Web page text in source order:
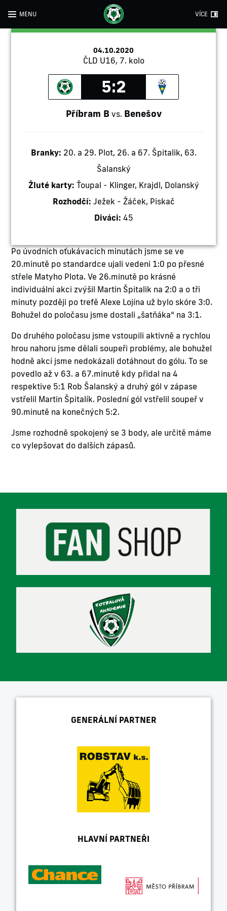
MENU VÍCE
04.10.2020
ČLD U16, 7. kolo
5:2
Příbram B vs. Benešov
Branky: 20. a 29. Plot, 26. a 67. Špitalik, 63.
Šalanský
Žluté karty: Ťoupal - Klinger, Krajdl, Dolanský
Rozhodčí: Ježek - Žáček, Piskač
Diváci: 45
Po úvodních oťukávacích minutách jsme se ve
20.minutě po standardce ujali vedeni 1:0 po přesné
střele Matyho Plota. Ve 26.minutě po krásné
individuální akci zvýšil Martin Špitalik na 2:0 a o tři
minuty později po trefě Alexe Lojína už bylo skóre 3:0.
Bohužel do poločasu jsme dostali „šatňáka“ na 3:1.
Do druhého poločasu jsme vstoupili aktivně a rychlou
hrou nahoru jsme dělali soupeři problémy, ale bohužel
hodně akcí jsme nedokázali dotáhnout do gólu. To se
povedlo až v 63. a 67.minutě kdy přidal na 4
respektive 5:1 Rob Šalanský a druhý gól v zápase
vstřelil Martin Špitalík. Poslední gól vstřelil soupeř v
90.minutě na konečných 5:2.
Jsme rozhodně spokojený se 3 body, ale určitě máme
co vylepšovat do dalších zápasů.
GENERÁLNÍ PARTNER
HLAVNÍ PARTNEŘI